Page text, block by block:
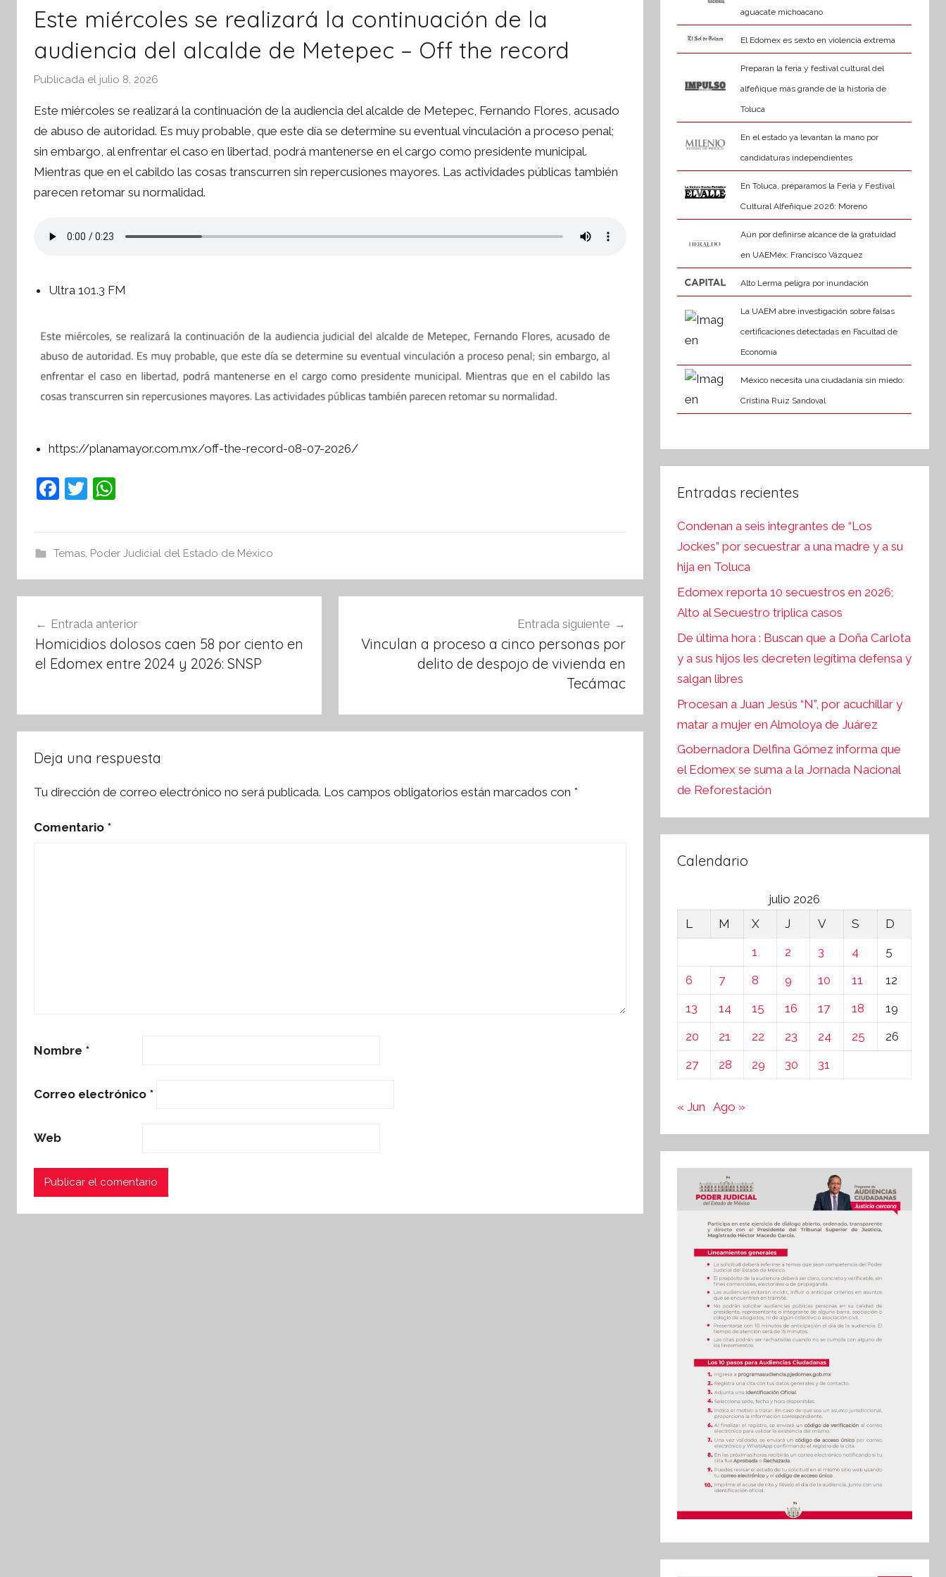
Este miércoles se realizará la continuación de la
audiencia del alcalde de Metepec – Off the record
Publicada el julio 8, 2026
r
S
í
n
t
o
r
m
v
Este miércoles se realizará la continuación de la audiencia del alcalde de Metepec, Fernando Flores, acusado
de abuso de autoridad. Es muy probable, que este día se determine su eventual vinculación a proceso penal;
sin embargo, al enfrentar el caso en libertad, podrá mantenerse en el cargo como presidente municipal.
Mientras que en el cabildo las cosas transcurren sin repercusiones mayores. Las actividades públicas también
parecen retomar su normalidad.
Ultra 101.3 FM
https://planamayor.com.mx/off-the-record-08-07-2026/
F
e
b
o
o
k
T
er s
A
p
p
Temas, Poder Judicial del Estado de México
de
entradas
Entrada anterior
Homicidios dolosos caen 58 por ciento en
el Edomex entre 2024 y 2026: SNSP
Entrada siguiente
Vinculan a proceso a cinco personas por
delito de despojo de vivienda en
Tecámac
Deja una respuesta
Tu dirección de correo electrónico no será publicada. Los campos obligatorios están marcados con *
Comentario *
Nombre *
Correo electrónico *
Web
aguacate michoacano
El Edomex es sexto en violencia extrema
Preparan la feria y festival cultural del
alfeñique más grande de la historia de
Toluca
En el estado ya levantan la mano por
candidaturas independientes
En Toluca, preparamos la Feria y Festival
Cultural Alfeñique 2026: Moreno
Aún por definirse alcance de la gratuidad
en UAEMéx: Francisco Vázquez
Alto Lerma peligra por inundación
La UAEM abre investigación sobre falsas
certificaciones detectadas en Facultad de
Economía
México necesita una ciudadanía sin miedo:
Cristina Ruiz Sandoval
Entradas recientes
Condenan a seis integrantes de “Los
Jockes” por secuestrar a una madre y a su
hija en Toluca
Edomex reporta 10 secuestros en 2026;
Alto al Secuestro triplica casos
De última hora : Buscan que a Doña Carlota
y a sus hijos les decreten legítima defensa y
salgan libres
Procesan a Juan Jesús “N”, por acuchillar y
matar a mujer en Almoloya de Juárez
Gobernadora Delfina Gómez informa que
el Edomex se suma a la Jornada Nacional
de Reforestación
Calendario
julio 2026
L
M X J V S
D
1
2 3 4
5
6
7 8 9 10 11
12
13
14 15 16 17 18
19
20
21 22 23 24 25
26
27
28 29 30 31
« Jun Ago »